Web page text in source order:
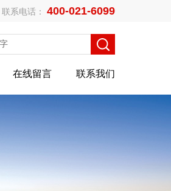
联系电话： 400-021-6099
在线留言 联系我们